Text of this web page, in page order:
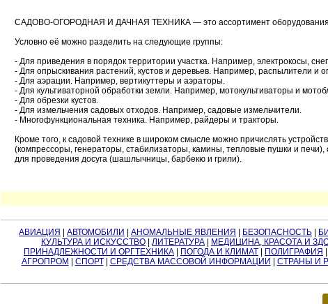
САДОВО-ОГОРОДНАЯ И ДАЧНАЯ ТЕХНИКА — это ассортимент оборудования,
Условно её можно разделить на следующие группы:
- Для приведения в порядок территории участка. Например, электрокосы,
- Для опрыскивания растений, кустов и деревьев. Например, распылители и
- Для аэрации. Например, вертикуттеры и аэраторы.
- Для культиваторной обработки земли. Например, мотокультиваторы и
- Для обрезки кустов.
- Для измельчения садовых отходов. Например, садовые измельчители.
- Многофункциональная техника. Например, райдеры и тракторы.
Кроме того, к садовой технике в широком смысле можно причислять
(компрессоры, генераторы, стабилизаторы, камины, тепловые пушки и
для проведения досуга (шашлычницы, барбекю и грили).
АВИАЦИЯ АВТОМОБИЛИ АНОМАЛЬНЫЕ ЯВЛЕНИЯ БЕЗОПАСНОСТЬ
КУЛЬТУРА И ИСКУССТВО
ЛИТЕРАТУРА МЕДИЦИНА, КРАСОТА И
ПРИНАДЛЕЖНОСТИ И ОРГТЕХНИКА
ПОГОДА И КЛИМАТ ПОЛИГРАФИЯ
АГРОПРОМ
СПОРТ| СРЕДСТВА МАССОВОЙ ИНФОРМАЦИИ СТРАНЫ И